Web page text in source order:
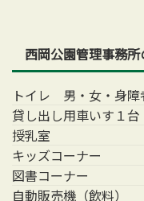
西岡公園管理事務
トイレ 男・女・身障
貸し出し用車いす１台
授乳室
キッズコーナー
図書コーナー
自動販売機（飲料）